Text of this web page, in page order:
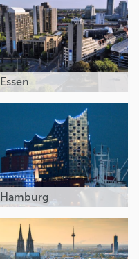
Essen
Hamburg